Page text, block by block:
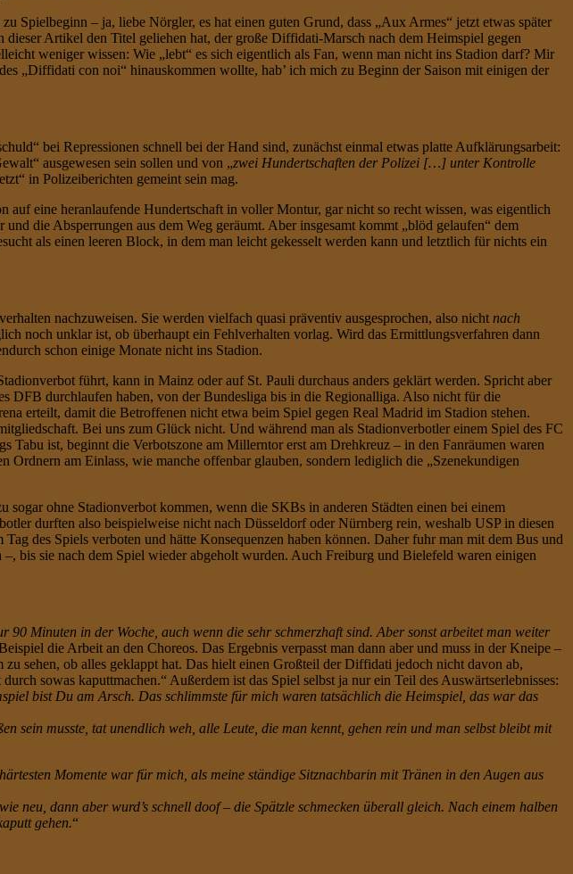
Spielbeginn – ja, liebe Nörgler, es hat einen guten Grund, dass „Aux Armes“ jetzt etwas später
Artikel den Titel geliehen hat, der große Diffidati-Marsch nach dem Heimspiel gegen
weniger wissen: Wie „lebt“ es sich eigentlich als Fan, wenn man nicht ins Stadion darf? Mir
„Diffidati con noi“ hinauskommen wollte, hab’ ich mich zu Beginn der Saison mit einigen der
bei Repressionen schnell bei der Hand sind, zunächst einmal etwas platte Aufklärungsarbeit:
ausgewesen sein sollen und von „zwei Hundertschaften der Polizei […] unter Kontrolle
in Polizeiberichten gemeint sein mag.
eine heranlaufende Hundertschaft in voller Montur, gar nicht so recht wissen, was eigentlich
die Absperrungen aus dem Weg geräumt. Aber insgesamt kommt „blöd gelaufen“ dem
als einen leeren Block, in dem man leicht gekesselt werden kann und letztlich für nichts ein
nachzuweisen. Sie werden vielfach quasi präventiv ausgesprochen, also nicht nach
noch unklar ist, ob überhaupt ein Fehlverhalten vorlag. Wird das Ermittlungsverfahren dann
schon einige Monate nicht ins Stadion.
führt, kann in Mainz oder auf St. Pauli durchaus anders geklärt werden. Spricht aber
DFB durchlaufen haben, von der Bundesliga bis in die Regionalliga. Also nicht für die
erteilt, damit die Betroffenen nicht etwa beim Spiel gegen Real Madrid im Stadion stehen.
Bei uns zum Glück nicht. Und während man als Stadionverbotler einem Spiel des FC
ist, beginnt die Verbotszone am Millerntor erst am Drehkreuz – in den Fanräumen waren
am Einlass, wie manche offenbar glauben, sondern lediglich die „Szenekundigen
sogar ohne Stadionverbot kommen, wenn die SKBs in anderen Städten einen bei einem
durften also beispielweise nicht nach Düsseldorf oder Nürnberg rein, weshalb USP in diesen
des Spiels verboten und hätte Konsequenzen haben können. Daher fuhr man mit dem Bus und
bis sie nach dem Spiel wieder abgeholt wurden. Auch Freiburg und Bielefeld waren einigen
90 Minuten in der Woche, auch wenn die sehr schmerzhaft sind. Aber sonst arbeitet man weiter
die Arbeit an den Choreos. Das Ergebnis verpasst man dann aber und muss in der Kneipe –
sehen, ob alles geklappt hat. Das hielt einen Großteil der Diffidati jedoch nicht davon ab,
sowas kaputtmachen.“ Außerdem ist das Spiel selbst ja nur ein Teil des Auswärtserlebnisses:
bist Du am Arsch. Das schlimmste für mich waren tatsächlich die Heimspiel, das war das
sein musste, tat unendlich weh, alle Leute, die man kennt, gehen rein und man selbst bleibt mit
Momente war für mich, als meine ständige Sitznachbarin mit Tränen in den Augen aus
neu, dann aber wurd’s schnell doof – die Spätzle schmecken überall gleich. Nach einem halben
gehen.“